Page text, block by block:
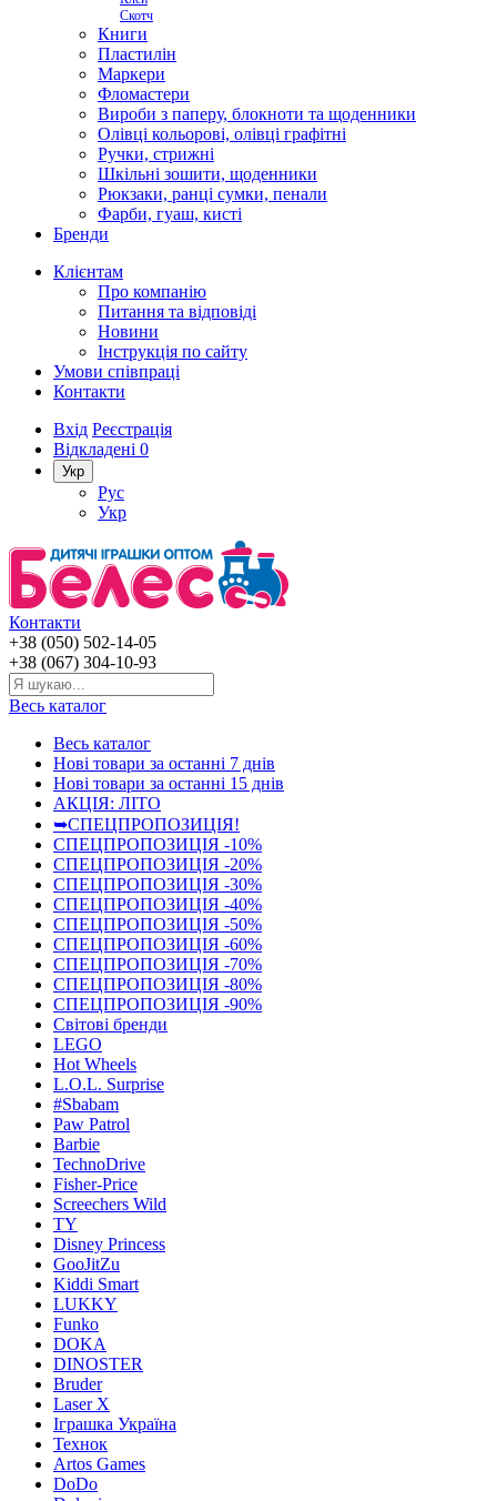
Скотч
Книги
Пластилін
Маркери
Фломастери
Вироби з паперу, блокноти та щоденники
Олівці кольорові, олівці графітні
Ручки, стрижні
Шкільні зошити, щоденники
Рюкзаки, ранці сумки, пенали
Фарби, гуаш, кисті
Бренди
Клієнтам
Про компанію
Питання та відповіді
Новини
Інструкція по сайту
Умови співпраці
Контакти
Вхід Реєстрація
Відкладені 0
Укр
Рус
Укр
Контакти
+38 (050) 502-14-05
+38 (067) 304-10-93
Весь каталог
Весь каталог
Нові товари за останнi 7 днiв
Нові товари за останнi 15 днiв
АКЦІЯ: ЛІТО
➥СПЕЦПРОПОЗИЦІЯ!
СПЕЦПРОПОЗИЦІЯ -10%
СПЕЦПРОПОЗИЦІЯ -20%
СПЕЦПРОПОЗИЦІЯ -30%
СПЕЦПРОПОЗИЦІЯ -40%
СПЕЦПРОПОЗИЦІЯ -50%
СПЕЦПРОПОЗИЦІЯ -60%
СПЕЦПРОПОЗИЦІЯ -70%
СПЕЦПРОПОЗИЦІЯ -80%
СПЕЦПРОПОЗИЦІЯ -90%
Світові бренди
LEGO
Hot Wheels
L.O.L. Surprise
#Sbabam
Paw Patrol
Barbie
TechnoDrive
Fisher-Price
Screechers Wild
TY
Disney Princess
GooJitZu
Kiddi Smart
LUKKY
Funko
DOKA
DINOSTER
Bruder
Laser X
Іграшка Україна
Технок
Artos Games
DoDo